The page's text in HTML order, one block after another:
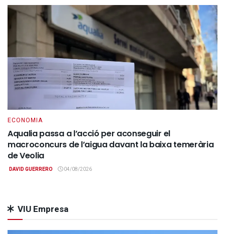
ECONOMIA
Aqualia passa a l’acció per aconseguir el
macroconcurs de l’aigua davant la baixa temerària
de Veolia
DAVID GUERRERO 04/08/2026
VIU Empresa